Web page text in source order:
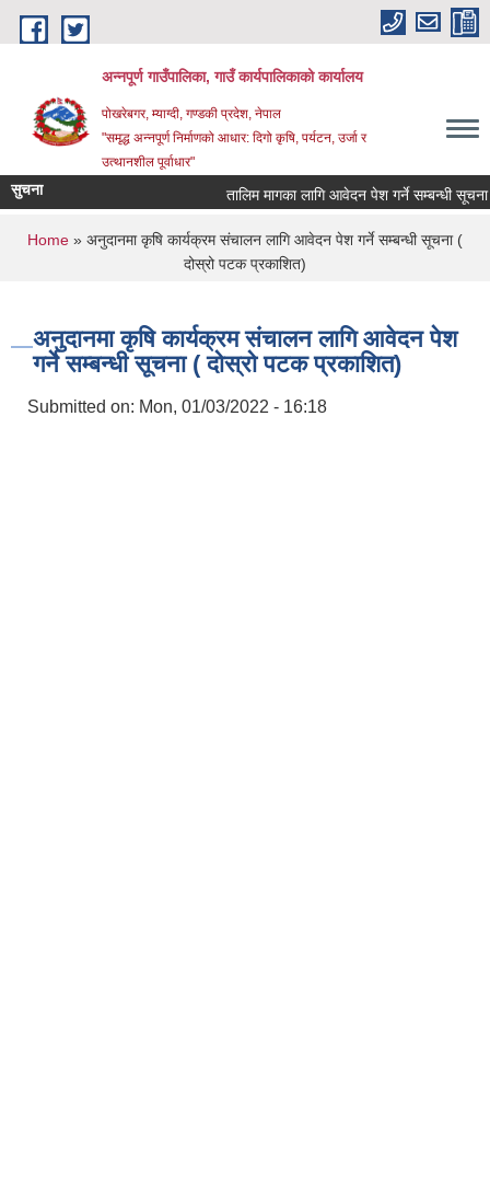
Skip to main content
अन्‍नपूर्ण गाउँपालिका, गाउँ कार्यपालिकाको कार्यालय
पोखरेबगर, म्याग्दी, गण्डकी प्रदेश, नेपाल
"समृद्ध अन्‍नपूर्ण निर्माणको आधार: दिगो कृषि, पर्यटन, उर्जा र
उत्थानशील पूर्वाधार"
सुचना तालिम मागका लागि आवेदन पेश गर्ने सम्बन्धी सूचना
You are here
Home » अनुदानमा कृषि कार्यक्रम संचालन लागि आवेदन पेश गर्ने सम्बन्धी सूचना (
दोस्रो पटक प्रकाशित)
अनुदानमा कृषि कार्यक्रम संचालन लागि आवेदन पेश
गर्ने सम्बन्धी सूचना ( दोस्रो पटक प्रकाशित)
Submitted on: Mon, 01/03/2022 - 16:18